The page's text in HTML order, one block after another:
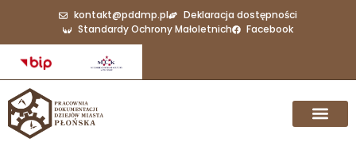
kontakt@pddmp.pl
Deklaracja dostępności
Standardy Ochrony Małoletnich
Facebook